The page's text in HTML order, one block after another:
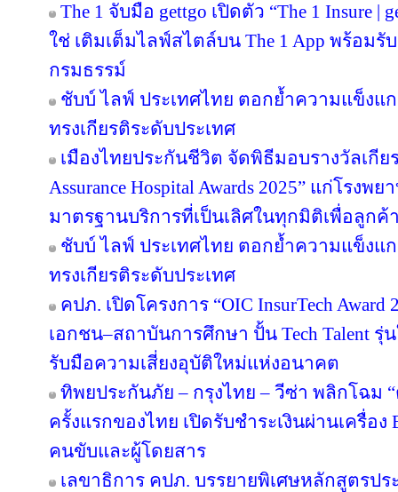
The 1 จับมือ gettgo เปิดตัว “The 1 Insure
ใช่ เติมเต็มไลฟ์สไตล์บน The 1 App พร้อมรั
กรมธรรม์
ชับบ์ ไลฟ์ ประเทศไทย ตอกย้ำความแข็งแ
ทรงเกียรติระดับประเทศ
เมืองไทยประกันชีวิต จัดพิธีมอบรางวัลเกีย
Assurance Hospital Awards 2025” แก่โรง
มาตรฐานบริการที่เป็นเลิศในทุกมิติเพื่อลูก
ชับบ์ ไลฟ์ ประเทศไทย ตอกย้ำความแข็งแ
ทรงเกียรติระดับประเทศ
คปภ. เปิดโครงการ “OIC InsurTech
เอกชน–สถาบันการศึกษา ปั้น Tech Talent
รับมือความเสี่ยงอุบัติใหม่แห่งอนาคต
ทิพยประกันภัย – กรุงไทย – วีซ่า พลิกโฉม “
ครั้งแรกของไทย เปิดรับชำระเงินผ่านเครื่อ
คนขับและผู้โดยสาร
เลขาธิการ คปภ. บรรยายพิเศษหลักสูตรป